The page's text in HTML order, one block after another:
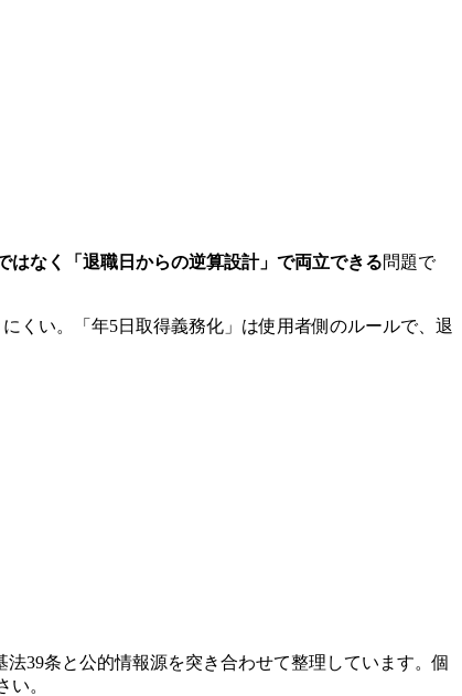
はなく「退職日からの逆算設計」で両立できる問題で
くい。「年5日取得義務化」は使用者側のルールで、退
39条と公的情報源を突き合わせて整理しています。個
い。